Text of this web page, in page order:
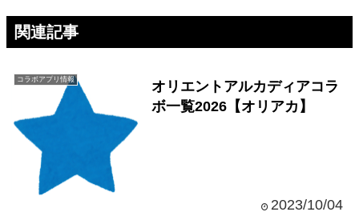
関連記事
コラボアプリ情報
オリエントアルカディアコラ
ボ一覧2026【オリアカ】
2023/10/04